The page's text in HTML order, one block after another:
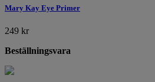
Mary Kay Eye Primer
249 kr
Beställningsvara